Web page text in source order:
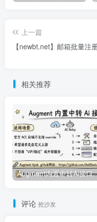
上一篇
【newbt.net】邮箱批量注
相关推荐
Augment内置中转Ai接口
评论 抢沙发